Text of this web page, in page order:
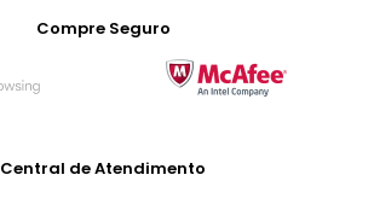
Compre Seguro
Central de Atendimento